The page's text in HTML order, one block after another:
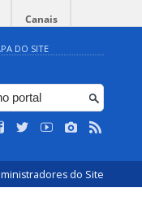
Canais
DO SITE
do Site